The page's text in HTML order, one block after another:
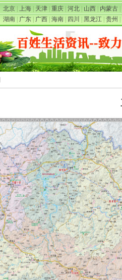
北京 上海 天津 重庆 河北 山西 内蒙古
湖南
广东 广西 海南 四川 黑龙江 贵州